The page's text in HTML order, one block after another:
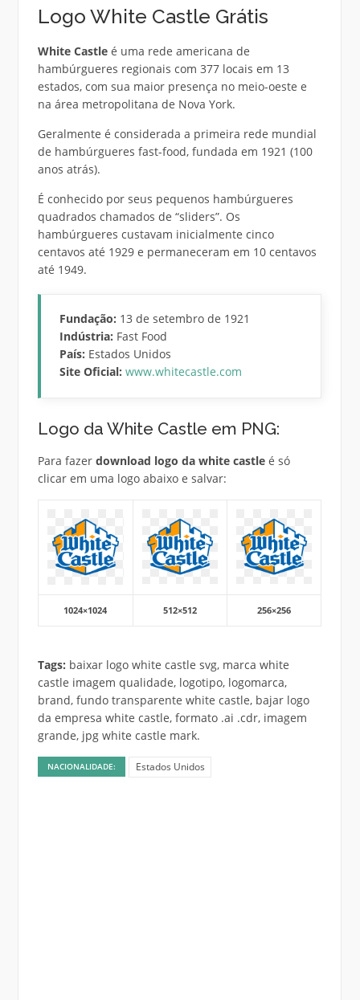
Logo White Castle Grátis
White Castleé uma rede americana de
hambúrgueres regionais com 377 locais em 13
estados, com sua maior presença no meio-oeste e
na área metropolitana de Nova York.
Geralmente é considerada a primeira rede mundial
de hambúrgueres fast-food, fundada em 1921 (100
anos atrás).
É conhecido por seus pequenos hambúrgueres
quadrados chamados de “sliders”. Os
hambúrgueres custavam inicialmente cinco
centavos até 1929 e permaneceram em 10 centavos
até 1949.
Fundação: 13 de setembro de 1921
Indústria: Fast Food
País: Estados Unidos
Site Oficial: www.whitecastle.com
Logo da White Castle em PNG:
Para fazer download logo da white castleé só
clicar em uma logo abaixo e salvar:
1024×1024 512×512 256×256
Tags: baixar logo white castle svg, marca white
castle imagem qualidade, logotipo, logomarca,
brand, fundo transparente white castle, bajar logo
da empresa white castle, formato .ai .cdr, imagem
grande, jpg white castle mark.
NACIONALIDADE: Estados Unidos